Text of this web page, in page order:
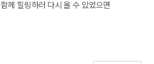
께 힐링하러 다시 올 수 있었으면